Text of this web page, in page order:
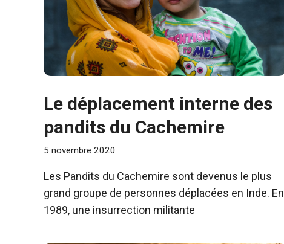
Le déplacement interne des
pandits du Cachemire
5 novembre 2020
Les Pandits du Cachemire sont devenus le plus
grand groupe de personnes déplacées en Inde. En
1989, une insurrection militante